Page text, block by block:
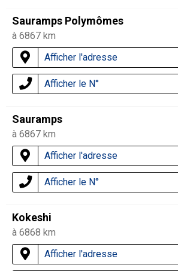
Sauramps Polymômes
à 6867 km
Afficher l'adresse
Afficher le N°
Sauramps
à 6867 km
Afficher l'adresse
Afficher le N°
Kokeshi
à 6868 km
Afficher l'adresse